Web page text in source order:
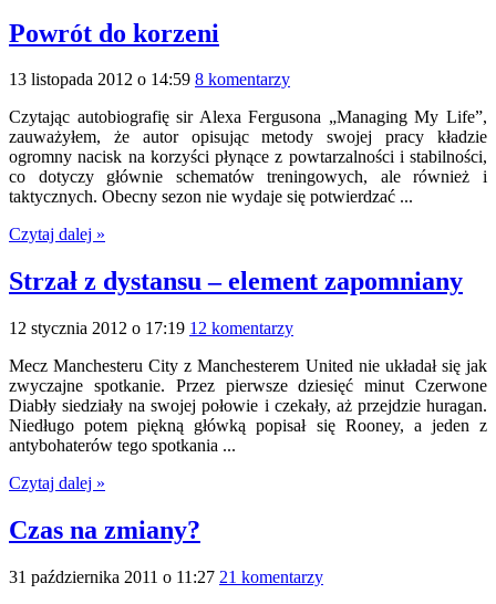
Powrót do korzeni
13 listopada 2012 o 14:59 8 komentarzy
Czytając autobiografię sir Alexa Fergusona „Managing My Life”,
zauważyłem, że autor opisując metody swojej pracy kładzie
ogromny nacisk na korzyści płynące z powtarzalności i stabilności,
co dotyczy głównie schematów treningowych, ale również i
taktycznych. Obecny sezon nie wydaje się potwierdzać ...
Czytaj dalej »
Strzał z dystansu – element zapomniany
12 stycznia 2012 o 17:19 12 komentarzy
Mecz Manchesteru City z Manchesterem United nie układał się jak
zwyczajne spotkanie. Przez pierwsze dziesięć minut Czerwone
Diabły siedziały na swojej połowie i czekały, aż przejdzie huragan.
Niedługo potem piękną główką popisał się Rooney, a jeden z
antybohaterów tego spotkania ...
Czytaj dalej »
Czas na zmiany?
31 października 2011 o 11:27 21 komentarzy